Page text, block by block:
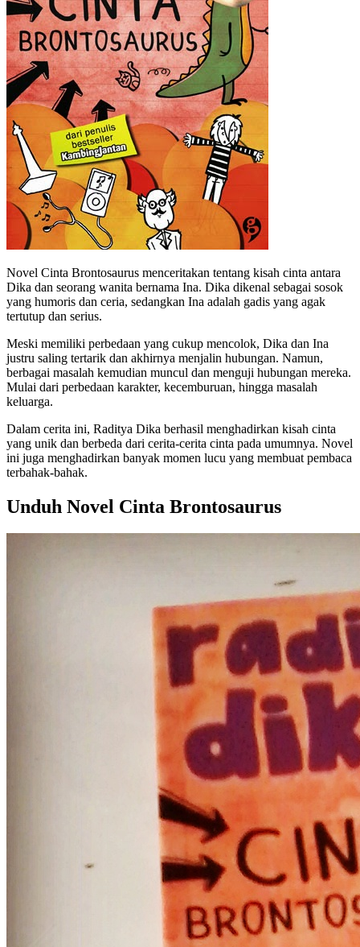
Novel Cinta Brontosaurus menceritakan tentang kisah cinta antara
Dika dan seorang wanita bernama Ina. Dika dikenal sebagai sosok
yang humoris dan ceria, sedangkan Ina adalah gadis yang agak
tertutup dan serius.
Meski memiliki perbedaan yang cukup mencolok, Dika dan Ina
justru saling tertarik dan akhirnya menjalin hubungan. Namun,
berbagai masalah kemudian muncul dan menguji hubungan mereka.
Mulai dari perbedaan karakter, kecemburuan, hingga masalah
keluarga.
Dalam cerita ini, Raditya Dika berhasil menghadirkan kisah cinta
yang unik dan berbeda dari cerita-cerita cinta pada umumnya. Novel
ini juga menghadirkan banyak momen lucu yang membuat pembaca
terbahak-bahak.
Unduh Novel Cinta Brontosaurus